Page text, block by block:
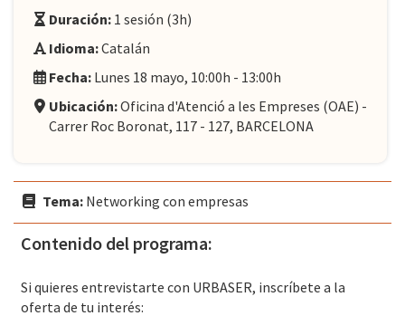
Duración: 1 sesión (3h)
Idioma:Catalán
Fecha: Lunes 18 mayo, 10:00h - 13:00h
Ubicación:Oficina d'Atenció a les Empreses (OAE) -
Carrer Roc Boronat, 117 - 127, BARCELONA
Tema: Networking con empresas
Contenido del programa:
Si quieres entrevistarte con URBASER, inscríbete a la
oferta de tu interés: